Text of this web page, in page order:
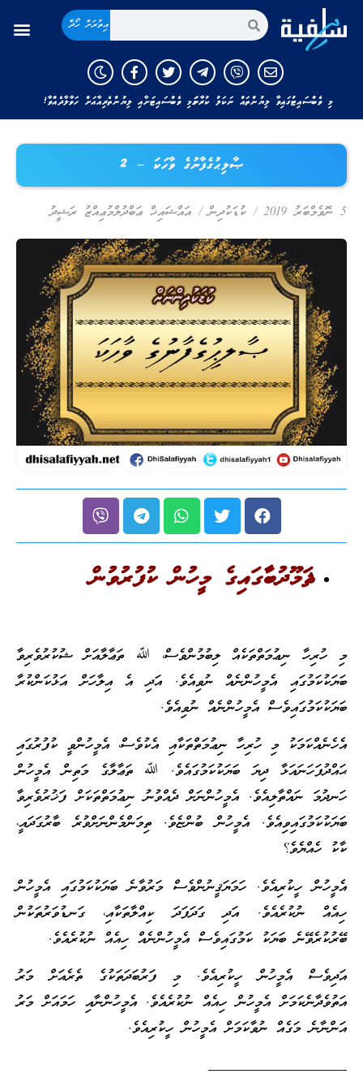
އިތުރަށް ހޯދާ
މި ވެބްސައިޓުގައިވާ ލިޔުންތައް ނަކަލު ކުރާނަމަ މި ވެބްސައިޓަށާއި ލިޔުންތެރިއާއަށް ހަވާލާދެއްވާ!
ޞާލިޙުގެފާނުގެ ވާހަކަ – 2
5 ނޮވެމްބަރު 2019 / ކުޑަކުދިން / އައްޝައިޚް ޢަބްދުލްމުޢިއްޒު ރަޝީދު
ޘަމޫދުބާގައިގެ މީހުން ކުފުރުވުން
މި ހުރިހާ ނިޢުމަތްތަކެއް ލިބުމުންވެސް، ﷲ ތަޢާލާއަށް ޝުކުރުވެރިވާ
ބަޔަކުކަމުގައި އެމީހުންނެއް ނުވިއެވެ. އަދި އެ އިލާހަށް އަޅުކަންކުރާ
ބަޔަކުކަމުގައިވެސް އެމީހުންނެއް ނުވިއެވެ.
އެހެނެއްކަމަކު މި ހުރިހާ ނިޢުމަތްތަކާއި އެކުވެސް، އެމީހުންވީ ކުފުރުގައި
ޙައްދުފަހަނައަޅާ ދިޔަ ބަޔަކުކަމުގައެވެ. ﷲ ތަޢާލާގެ މަތިން އެމީހުން
ހަނދުމަ ނައްތާލިއެވެ. އެމީހުންނަށް ދެއްވުނު ނިޢުމަތްތަކަށް ފަޚުރުވެރިވާ
ބަޔަކުކަމުގައިވިއެވެ. އެމީހުން ބުންޏެވެ. ތިމަންމެންނަށްވުރެ ބާރުގަދައީ،
ކާކު ހެއްޔެވެ؟
އެމީހުން ހީކުރިއެވެ. ހަމަޔަޤީނުންވެސް މަރުވާނެ ބަޔަކުކަމުގައި އެމީހުން
ހިއެއް ނުކުރެއެވެ. އަދި ގަދަފަދަ ކިއްލާތަކާއި، ގަނޑުވަރުތަކުން
ބޭރުކުރެވޭނެ ބަޔަކު ކަމުގައިވެސް އެމީހުންނެއް ހިއެއް ނުކުރެއެވެ.
އަދިވެސް އެމީހުން ހީކުރިއެވެ. މި ފަރުބަދަތަކުގެ ތެރެއަށް މަރު
އަތުވެދާނެކަމަށް އެމީހުން ހިއެއް ނުކުރެއެވެ. އެމީހުންނާއި ހަމައަށް މަރު
އަންނާނެ މަގެއް ނުވާކަމަށް އެމީހުން ހީކުރިއެވެ.
___________________